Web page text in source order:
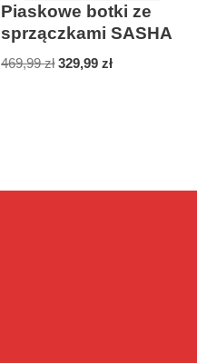
Piaskowe botki ze
sprzączkami SASHA
469,99zł 329,99zł